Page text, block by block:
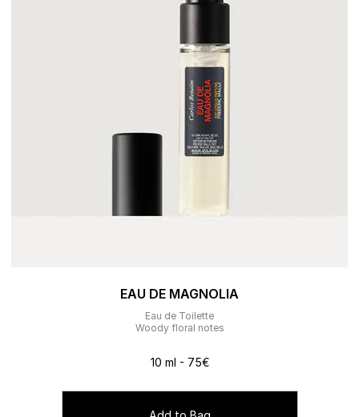
EAU DE MAGNOLIA
Eau de Toilette
Woody floral notes
10 ml - 75€